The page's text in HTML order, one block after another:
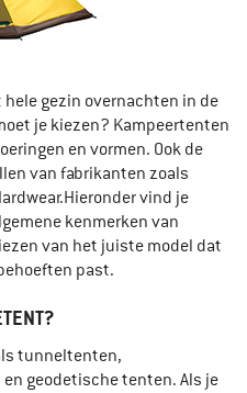
gezin overnachten in de
je kiezen? Kampeertenten
en vormen. Ook de
van fabrikanten zoals
vind je
kenmerken van
van het juiste model dat
past.
tunneltenten,
geodetische tenten. Als je